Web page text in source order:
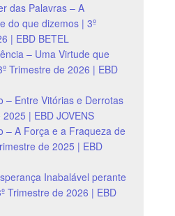
das Palavras – A
do que dizemos | 3º
| EBD BETEL
– Uma Virtude que
Trimestre de 2026 | EBD
– Entre Vitórias e Derrotas
| EBD JOVENS
– A Força e a Fraqueza de
de 2025 | EBD
Inabalável perante
Trimestre de 2026 | EBD